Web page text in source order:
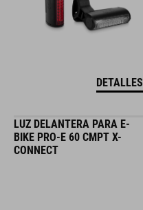
DETALLES
LUZ DELANTERA PARA E-
BIKE PRO-E 60 CMPT X-
CONNECT